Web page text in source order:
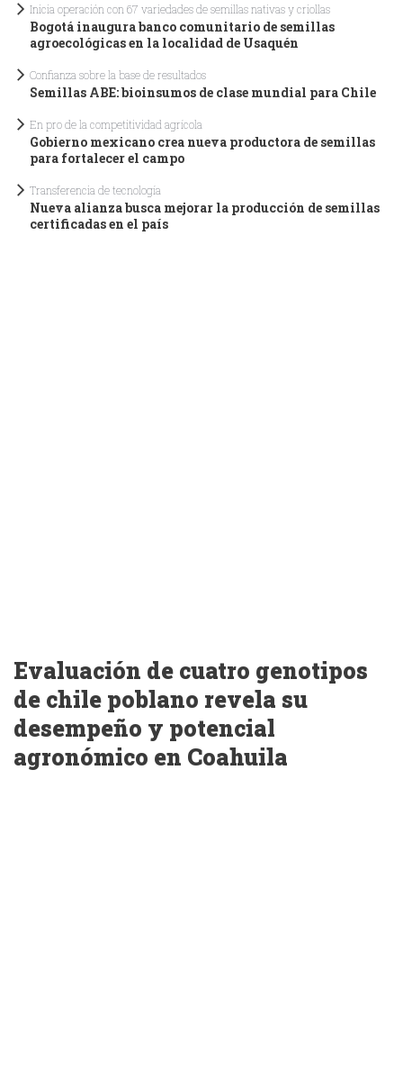
Inicia operación con 67 variedades de semillas nativas y criollas
Bogotá inaugura banco comunitario de semillas
agroecológicas en la localidad de Usaquén
Confianza sobre la base de resultados
Semillas ABE: bioinsumos de clase mundial para Chile
En pro de la competitividad agrícola
Gobierno mexicano crea nueva productora de semillas
para fortalecer el campo
Transferencia de tecnología
Nueva alianza busca mejorar la producción de semillas
certificadas en el país
Evaluación de cuatro genotipos
de chile poblano revela su
desempeño y potencial
agronómico en Coahuila